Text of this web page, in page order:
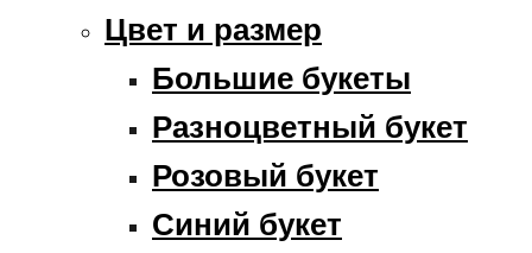
Цвет и размер
Большие букеты
Разноцветный букет
Розовый букет
Синий букет